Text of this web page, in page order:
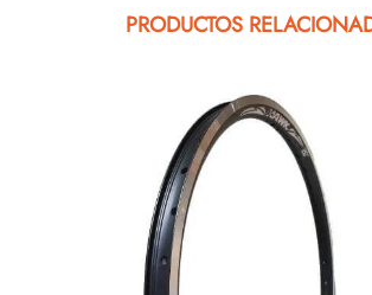
PRODUCTOS